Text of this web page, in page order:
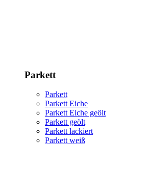
Parkett
Parkett
Parkett Eiche
Parkett Eiche geölt
Parkett geölt
Parkett lackiert
Parkett weiß